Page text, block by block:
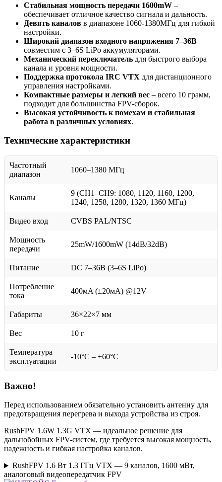
Стабильная мощность передачи 1600mW –
обеспечивает отличное качество сигнала и дальность.
Девять каналов в диапазоне 1060-1380МГц для гибкой
настройки.
Широкий диапазон входного напряжения 7–36В –
совместим с 3–6S LiPo аккумуляторами.
Механический переключатель для быстрого выбора
канала и уровня мощности.
Поддержка протокола IRC VTX для дистанционного
управления настройками.
Компактные размеры и легкий вес – всего 10 грамм,
подходит для большинства FPV-сборок.
Высокая устойчивость к помехам и стабильная
работа в различных условиях.
Технические характеристики
Частотный
диапазон
1060–1380 МГц
Каналы
9 (CH1–CH9: 1080, 1120, 1160, 1200,
1240, 1258, 1280, 1320, 1360 МГц)
Видео вход CVBS PAL/NTSC
Мощность
передачи
25mW/1600mW (14dB/32dB)
Питание DC 7–36В (3–6S LiPo)
Потребление
тока
400мA (±20мA) @12V
Габариты 36×22×7 мм
Вес 10 г
Температура
эксплуатации
-10°C – +60°C
Важно!
Перед использованием обязательно установить антенну для
предотвращения перегрева и выхода устройства из строя.
RushFPV 1.6W 1.3G VTX — идеальное решение для
дальнобойных FPV-систем, где требуется высокая мощность,
надежность и гибкая настройка каналов.
RushFPV 1.6 Вт 1.3 ГГц VTX — 9 каналов, 1600 мВт,
аналоговый видеопередатчик FPV